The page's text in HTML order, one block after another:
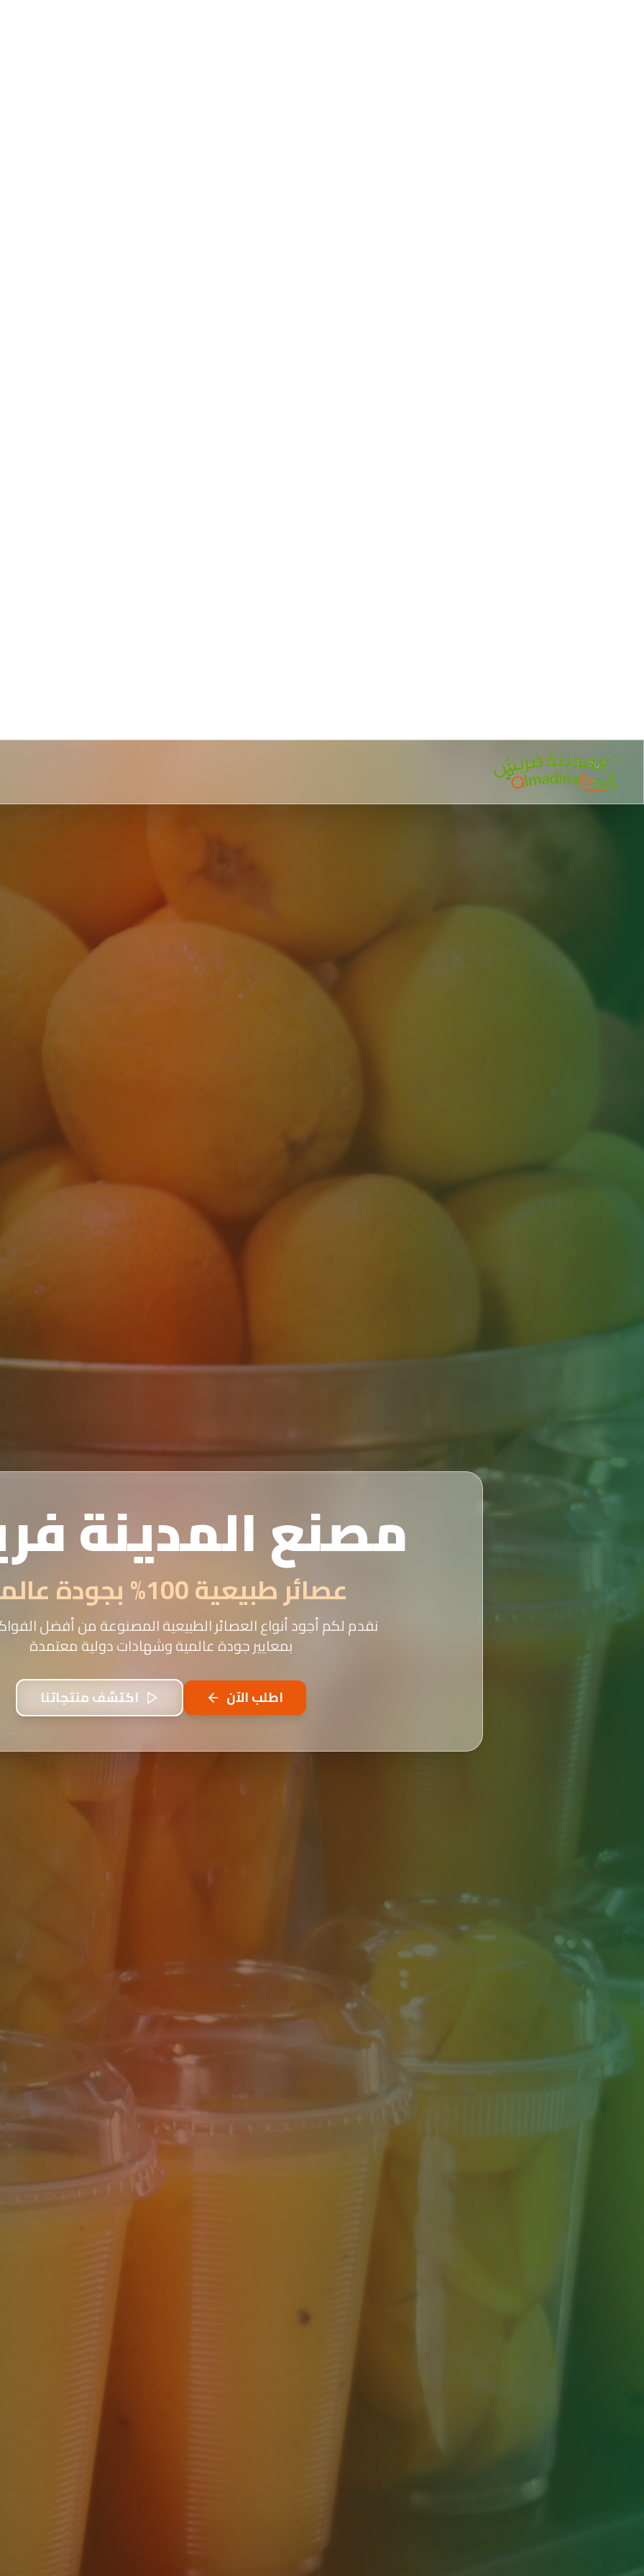
مصنع المدينة
عصائر طبيعية 100% بجودة عالمية
نقدم لكم أجود أنواع العصائر الطبيعية المصنوعة من أفضل
بمعايير جودة عالمية وشهادات دولية معتمدة
اطلب الآن اكتشف منتجاتنا